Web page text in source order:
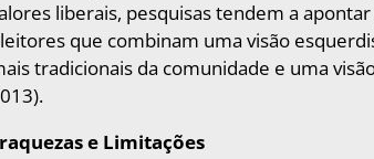
liberais, pesquisas tendem a
que combinam uma visão
tradicionais da comunidade e uma
e Limitações